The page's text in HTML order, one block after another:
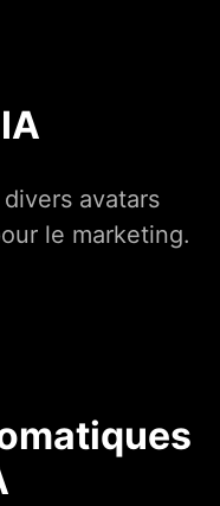
avatars
le marketing.